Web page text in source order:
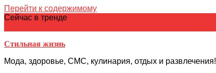
Перейти к содержимому
Сейчас в тренде
Стильная жизнь
Мода, здоровье, СМС, кулинария, отдых и развлечения!